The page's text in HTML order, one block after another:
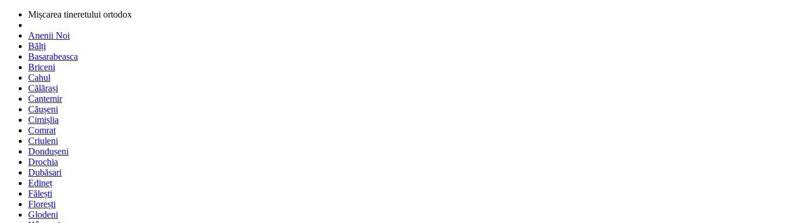
Mișcarea tineretului ortodox
Anenii Noi
Bălți
Basarabeasca
Briceni
Cahul
Călărași
Cantemir
Căușeni
Cimișlia
Comrat
Criuleni
Dondușeni
Drochia
Dubăsari
Edineț
Fălești
Florești
Glodeni